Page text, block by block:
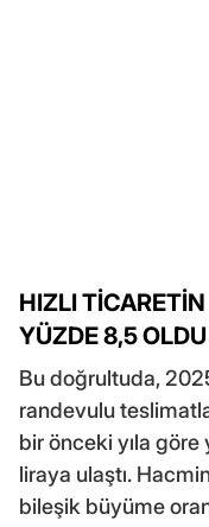
HIZLI
YÜZDE 8,5 OLDU
Bu doğrultuda,
randevulu
bir önceki yıla
liraya ulaştı.
bileşik büyüme